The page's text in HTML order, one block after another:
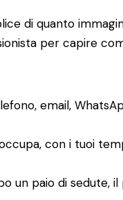
di quanto
per capire
email,
con i tuoi
un paio di sedute,